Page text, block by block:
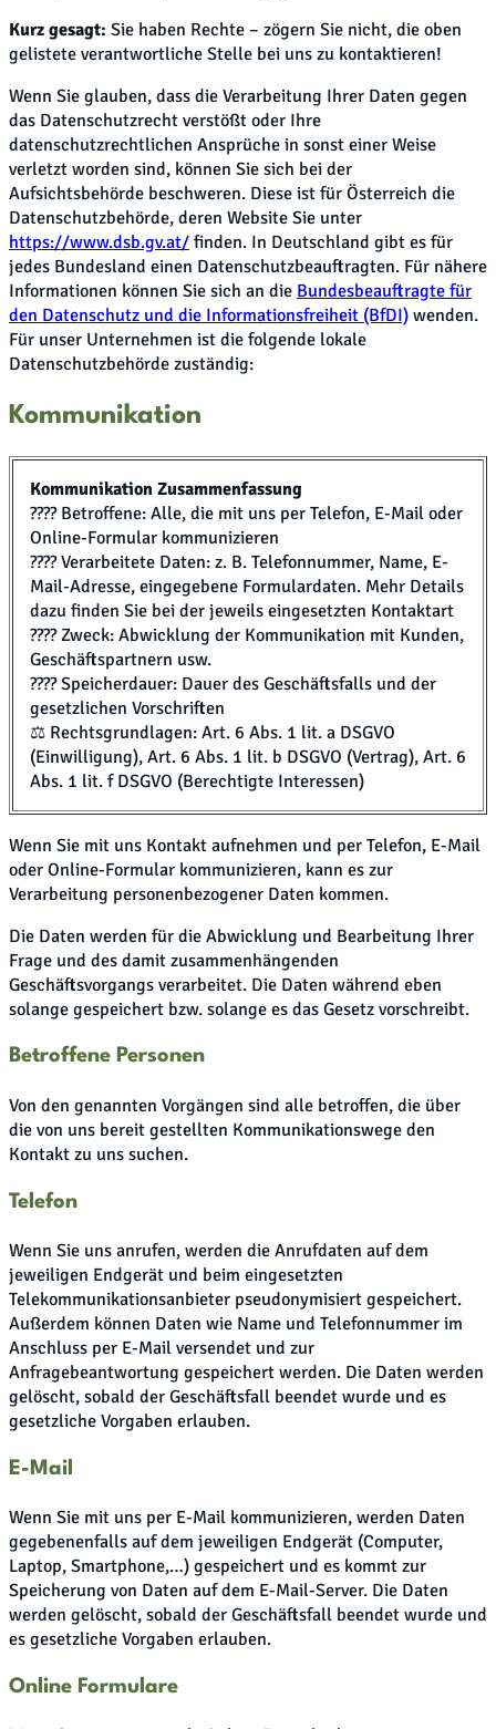
Kurz gesagt: Sie haben Rechte – zögern Sie nicht, die oben
gelistete verantwortliche Stelle bei uns zu kontaktieren!
Wenn Sie glauben, dass die Verarbeitung Ihrer Daten gegen
das Datenschutzrecht verstößt oder Ihre
datenschutzrechtlichen Ansprüche in sonst einer Weise
verletzt worden sind, können Sie sich bei der
Aufsichtsbehörde beschweren. Diese ist für Österreich die
Datenschutzbehörde, deren Website Sie unter
https://www.dsb.gv.at/ finden. In Deutschland gibt es für
jedes Bundesland einen Datenschutzbeauftragten. Für nähere
Informationen können Sie sich an die Bundesbeauftragte für
den Datenschutz und die Informationsfreiheit (BfDI) wenden.
Für unser Unternehmen ist die folgende lokale
Datenschutzbehörde zuständig:
Kommunikation
Kommunikation Zusammenfassung
???? Betroffene: Alle, die mit uns per Telefon, E-Mail oder
Online-Formular kommunizieren
???? Verarbeitete Daten: z. B. Telefonnummer, Name, E-
Mail-Adresse, eingegebene Formulardaten. Mehr Details
dazu finden Sie bei der jeweils eingesetzten Kontaktart
???? Zweck: Abwicklung der Kommunikation mit Kunden,
Geschäftspartnern usw.
???? Speicherdauer: Dauer des Geschäftsfalls und der
gesetzlichen Vorschriften
⚖️ Rechtsgrundlagen: Art. 6 Abs. 1 lit. a DSGVO
(Einwilligung), Art. 6 Abs. 1 lit. b DSGVO (Vertrag), Art. 6
Abs. 1 lit. f DSGVO (Berechtigte Interessen)
Wenn Sie mit uns Kontakt aufnehmen und per Telefon, E-Mail
oder Online-Formular kommunizieren, kann es zur
Verarbeitung personenbezogener Daten kommen.
Die Daten werden für die Abwicklung und Bearbeitung Ihrer
Frage und des damit zusammenhängenden
Geschäftsvorgangs verarbeitet. Die Daten während eben
solange gespeichert bzw. solange es das Gesetz vorschreibt.
Betroffene Personen
Von den genannten Vorgängen sind alle betroffen, die über
die von uns bereit gestellten Kommunikationswege den
Kontakt zu uns suchen.
Telefon
Wenn Sie uns anrufen, werden die Anrufdaten auf dem
jeweiligen Endgerät und beim eingesetzten
Telekommunikationsanbieter pseudonymisiert gespeichert.
Außerdem können Daten wie Name und Telefonnummer im
Anschluss per E-Mail versendet und zur
Anfragebeantwortung gespeichert werden. Die Daten werden
gelöscht, sobald der Geschäftsfall beendet wurde und es
gesetzliche Vorgaben erlauben.
E-Mail
Wenn Sie mit uns per E-Mail kommunizieren, werden Daten
gegebenenfalls auf dem jeweiligen Endgerät (Computer,
Laptop, Smartphone,…) gespeichert und es kommt zur
Speicherung von Daten auf dem E-Mail-Server. Die Daten
werden gelöscht, sobald der Geschäftsfall beendet wurde und
es gesetzliche Vorgaben erlauben.
Online Formulare